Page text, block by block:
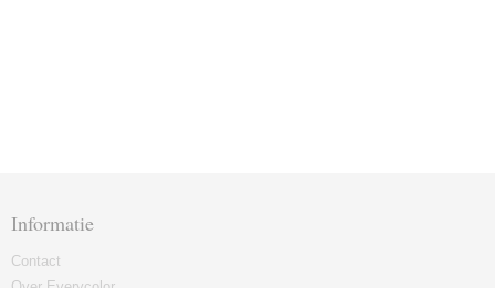
Informatie
Contact